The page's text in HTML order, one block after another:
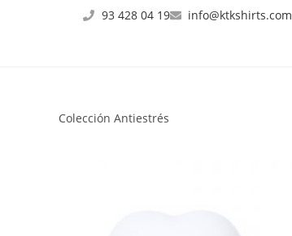
93 428 04 19 info@ktkshirts.com
Colección Antiestrés